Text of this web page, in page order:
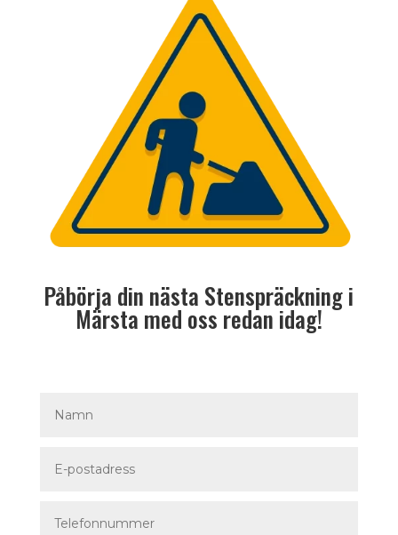
Påbörja din nästa Stenspräckning i
Märsta med oss redan idag!